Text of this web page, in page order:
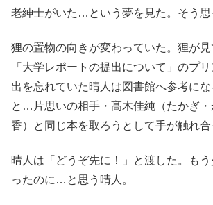
老紳士がいた…という夢を見た。そう
狸の置物の向きが変わっていた。狸が見
「大学レポートの提出について」のプ
出を忘れていた晴人は図書館へ参考にな
と…片思いの相手・髙木佳純（たかぎ
香）と同じ本を取ろうとして手が触れ合
晴人は「どうぞ先に！」と渡した。も
ったのに…と思う晴人。